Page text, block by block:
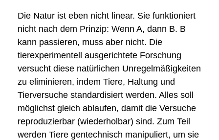
Die Natur ist eben nicht linear. Sie funktioniert
nicht nach dem Prinzip: Wenn A, dann B. B
kann passieren, muss aber nicht. Die
tierexperimentell ausgerichtete Forschung
versucht diese natürlichen Unregelmäßigkeiten
zu eliminieren, indem Tiere, Haltung und
Tierversuche standardisiert werden. Alles soll
möglichst gleich ablaufen, damit die Versuche
reproduzierbar (wiederholbar) sind. Zum Teil
werden Tiere gentechnisch manipuliert, um sie